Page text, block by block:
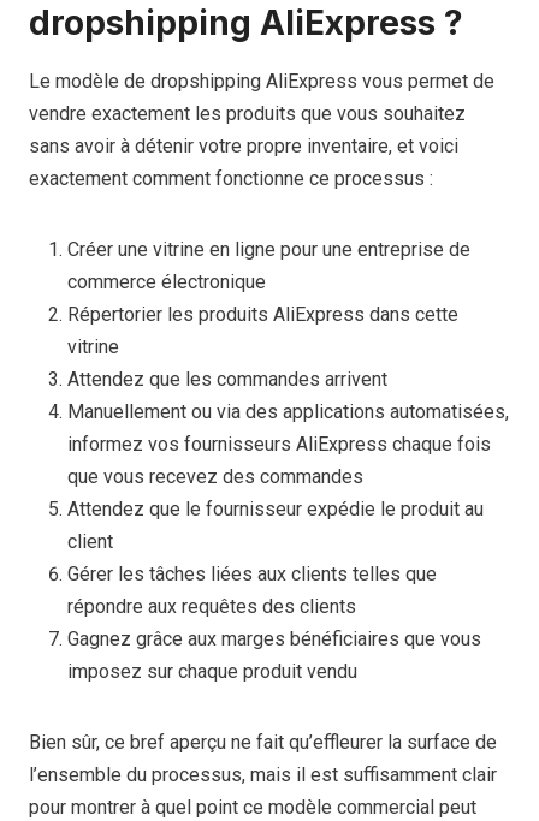
dropshipping AliExpress ?
Le modèle de dropshipping AliExpress vous permet de
vendre exactement les produits que vous souhaitez
sans avoir à détenir votre propre inventaire, et voici
exactement comment fonctionne ce processus :
Créer une vitrine en ligne pour une entreprise de
commerce électronique
Répertorier les produits AliExpress dans cette
vitrine
Attendez que les commandes arrivent
Manuellement ou via des applications automatisées,
informez vos fournisseurs AliExpress chaque fois
que vous recevez des commandes
Attendez que le fournisseur expédie le produit au
client
Gérer les tâches liées aux clients telles que
répondre aux requêtes des clients
Gagnez grâce aux marges bénéficiaires que vous
imposez sur chaque produit vendu
Bien sûr, ce bref aperçu ne fait qu’effleurer la surface de
l’ensemble du processus, mais il est suffisamment clair
pour montrer à quel point ce modèle commercial peut